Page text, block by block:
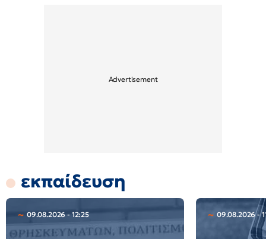
εκπαίδευση
09.08.2026 - 12:25 09.08.2026 -